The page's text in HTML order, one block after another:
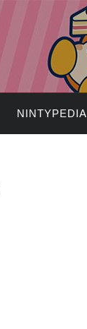
NINTYPEDIA